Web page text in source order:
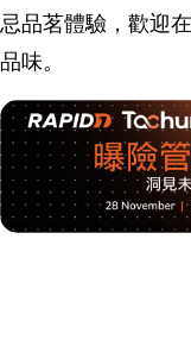
忌品茗體驗，歡迎
品味。